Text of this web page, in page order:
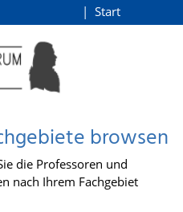
Start
browsen
die Professoren und
nach Ihrem Fachgebiet